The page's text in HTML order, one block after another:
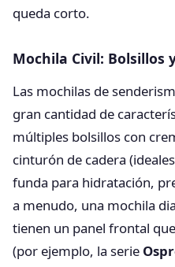
queda corto.
Mochila Civil: Bolsillos
Las mochilas de
gran cantidad de
múltiples bolsillos con
cinturón de cadera
funda para hidratación,
a menudo, una mochila
tienen un panel frontal
(por ejemplo, la serie